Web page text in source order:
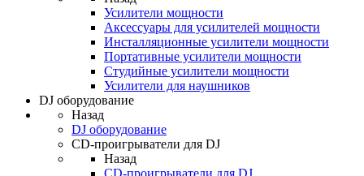
Усилители мощности
Аксессуары для усилителей мощности
Инсталляционные усилители мощности
Портативные усилители мощности
Студийные усилители мощности
Усилители для наушников
DJ оборудование
Назад
DJ оборудование
CD-проигрыватели для DJ
Назад
CD-проигрыватели для DJ